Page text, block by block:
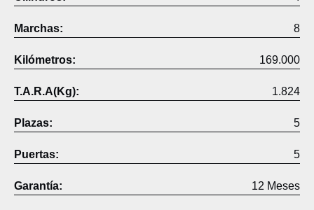
Marchas: 8
Kilómetros: 169.000
T.A.R.A(Kg): 1.824
Plazas: 5
Puertas: 5
Garantía: 12 Meses